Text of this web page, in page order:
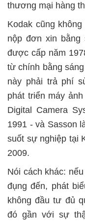
thương mại hàng
Kodak cũng
nộp đơn xin bằng
được cấp năm
từ chính bằng
này phải trả phí
phát triển máy
Digital Camera
1991 - và Sasson
suốt sự nghiệp tại
2009.
Nói cách khác:
đụng đến, phát
không đầu tư đủ
đó gần với sự